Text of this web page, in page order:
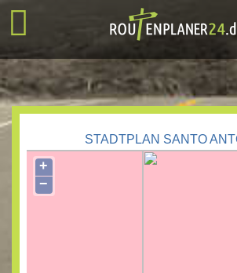
STADTPLAN SANTO
+
−